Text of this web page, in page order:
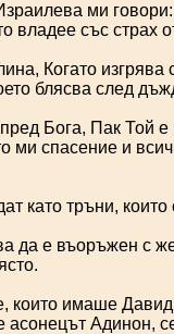
ми
владее със страх
Когато
блясва след
Бога, Пак Той
ми спасение и
като тръни,
да е въоръжен с
които имаше
Адинон,